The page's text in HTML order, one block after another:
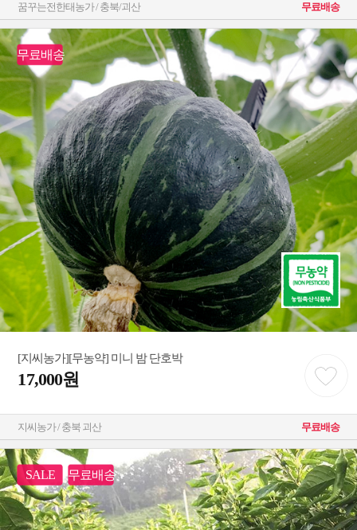
꿈꾸는전한태농가 / 충북/괴산 무료배송
무료배송
[지씨농가][무농약] 미니 밤 단호박
17,000원
지씨농가 / 충북 괴산 무료배송
SALE 무료배송